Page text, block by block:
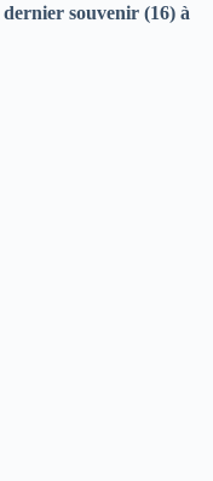
dernier souvenir (16) à